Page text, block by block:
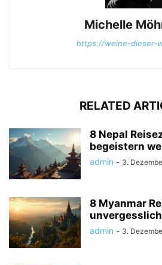
Michelle
https://weine-dieser-
RELATED
8 Nepal
begeistern
admin - 3.
8 Myanmar
admin - 3.